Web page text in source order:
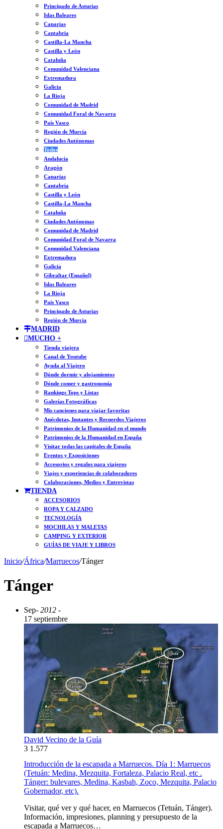
Principado de Asturias
Islas Baleares
Canarias
Cantabria
Castilla-La Mancha
Castilla y León
Cataluña
Comunidad Valenciana
Extremadura
Galicia
La Rioja
Comunidad de Madrid
Comunidad Foral de Navarra
País Vasco
Región de Murcia
Ciudades Autónomas
Todos
Andalucía
Aragón
Canarias
Cantabria
Castilla y León
Castilla-La Mancha
Cataluña
Ciudades Autónomas
Comunidad de Madrid
Comunidad Foral de Navarra
Comunidad Valenciana
Extremadura
Galicia
Gibraltar (Español)
Islas Baleares
La Rioja
País Vasco
Principado de Asturias
Región de Murcia
MADRID
MUCHO +
Tienda viajera
Canal de Youtube
Ayuda al Viajero
Dónde dormir y alojamientos
Dónde comer y gastronomía
Rankings Tops y Listas
Galerías Fotográficas
Mis canciones para viajar favoritas
Anécdotas, Instantes y Recuerdos Viajeros
Patrimonios de la Humanidad en el mundo
Patrimonios de la Humanidad en España
Visitar todas las capitales de España
Eventos y Exposiciones
Accesorios y regalos para viajeros
Viajes y experiencias de colaboradores
Colaboraciones, Medios y Entrevistas
TIENDA
ACCESORIOS
ROPA Y CALZADO
TECNOLOGÍA
MOCHILAS Y MALETAS
CAMPING Y EXTERIOR
GUÍAS DE VIAJE Y LIBROS
Inicio/África/Marruecos/Tánger
Tánger
Sep- 2012 -
17 septiembre
David Vecino de la Guía
3 1.577
Introducción de la escapada a Marruecos. Día 1: Marruecos
(Tetuán: Medina, Mezquita, Fortaleza, Palacio Real, etc .
Tánger: bulevares, Medina, Kasbah, Zoco, Mezquita, Palacio
Gobernador, etc).
Visitar, qué ver y qué hacer, en Marruecos (Tetuán, Tánger).
Información, impresiones, planning y presupuesto de la
escapada a Marruecos…